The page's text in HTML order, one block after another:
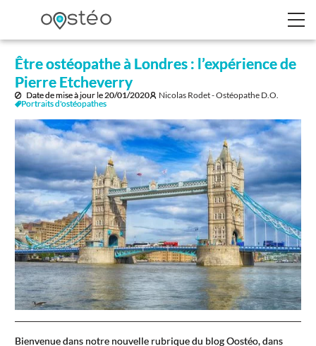
Être ostéopathe à Londres : l’expérience de
Pierre Etcheverry
Date de mise à jour le20/01/2020
Nicolas Rodet - Ostéopathe D.O.
Portraits d'ostéopathes
Bienvenue dans notre nouvelle rubrique du blog Oostéo, dans